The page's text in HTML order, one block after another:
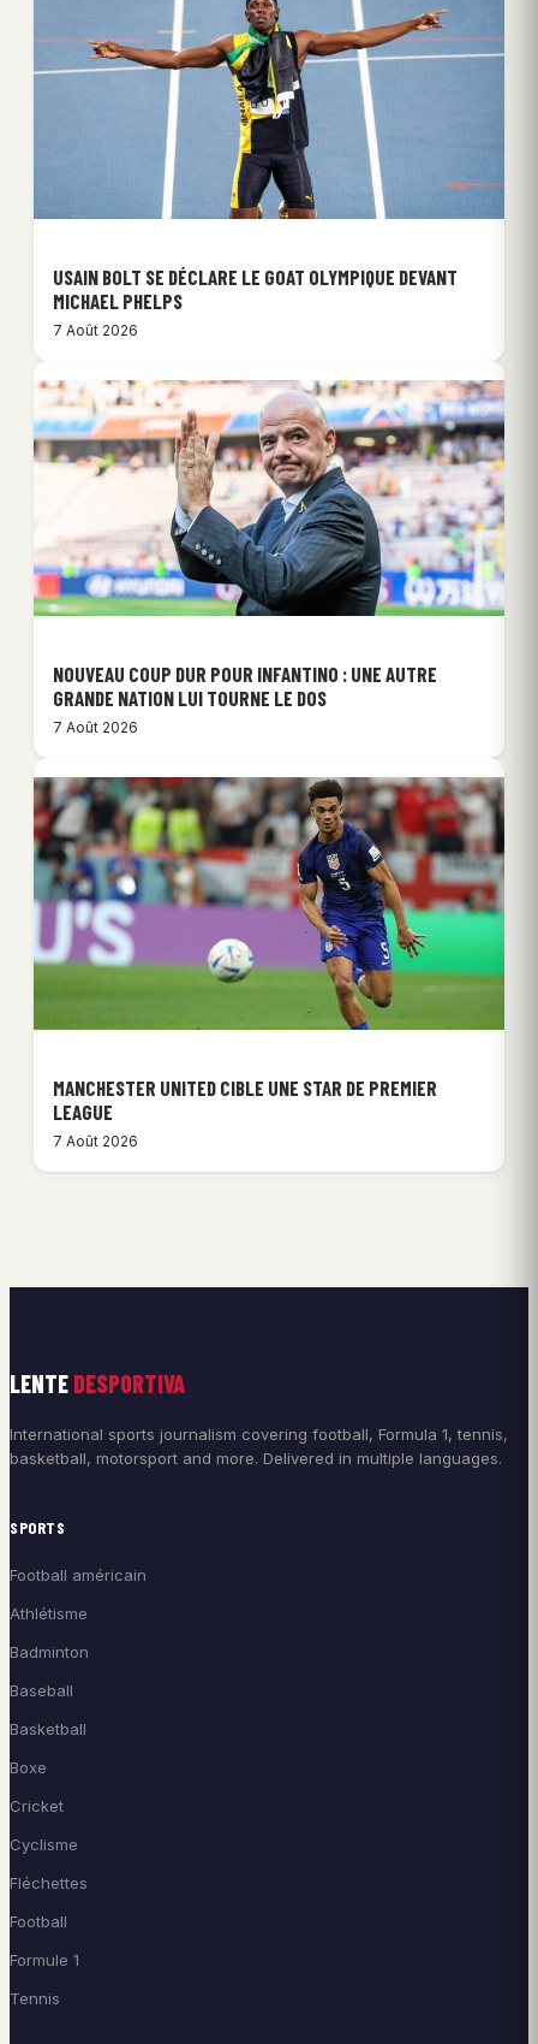
USAIN BOLT SE DÉCLARE LE GOAT OLYMPIQUE DEVANT
MICHAEL PHELPS
7 Août 2026
NOUVEAU COUP DUR POUR INFANTINO : UNE AUTRE
GRANDE NATION LUI TOURNE LE DOS
7 Août 2026
MANCHESTER UNITED CIBLE UNE STAR DE PREMIER
LEAGUE
7 Août 2026
LENTE DESPORTIVA
International sports journalism covering football, Formula 1, tennis,
basketball, motorsport and more. Delivered in multiple languages.
SPORTS
Football américain
Athlétisme
Badminton
Baseball
Basketball
Boxe
Cricket
Cyclisme
Fléchettes
Football
Formule 1
Tennis